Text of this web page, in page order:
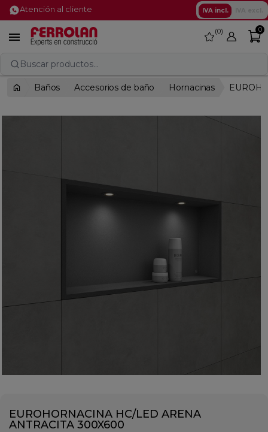
Atención al cliente IVA incl.
 favorite
0 0
Buscar productos...
Baños Accesorios de baño Hornacinas
EUROHORNACINA HC/LED ARENA
ANTRACITA 300X600